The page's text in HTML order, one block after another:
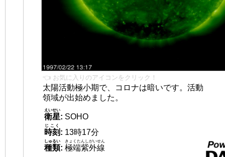
👈 お気に入りのアイコンをクリック！
太陽活動極小期で、コロナは暗いです。活動
領域が出始めました。
衛星
えいせい
: SOHO
時刻
じこく
: 13時17分
種類
しゅるい
: 極端紫外線
きょくたんしがいせん